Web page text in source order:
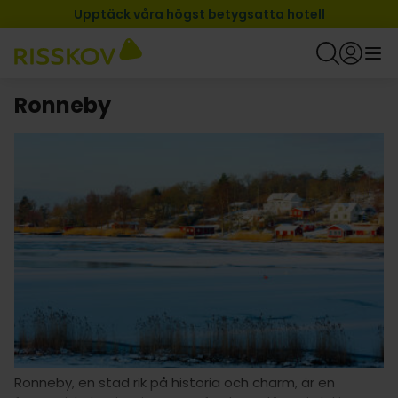
Upptäck våra högst betygsatta hotell
Ronneby
Ronneby, en stad rik på historia och charm, är en